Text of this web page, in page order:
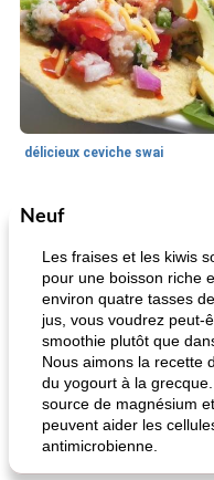
délicieux ceviche swai
Déjeuner / Snacks
pois chiches rôtis aux épices
Neuf
Les fraises et les kiwis
pour une boisson riche
environ quatre tasses
jus, vous voudrez peut-
smoothie plutôt que
Nous aimons la recette
du yogourt à la
source de magnésium
peuvent aider les
antimicrobienne.